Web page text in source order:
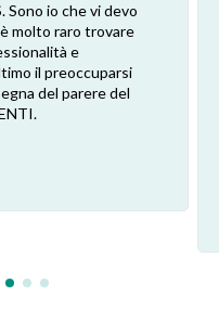
Sono io che vi devo
molto raro trovare
e
il preoccuparsi
del parere del